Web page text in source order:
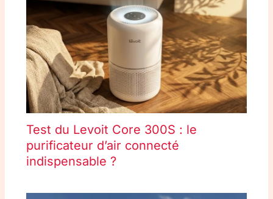
Test du Levoit Core 300S : le
purificateur d’air connecté
indispensable ?